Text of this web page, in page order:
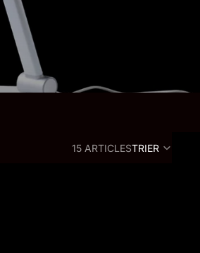
15 ARTICLESTRIER